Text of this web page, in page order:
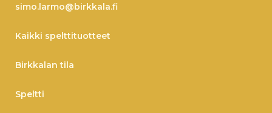
simo.larmo@birkkala.fi
Kaikki spelttituotteet
Birkkalan tila
Speltti